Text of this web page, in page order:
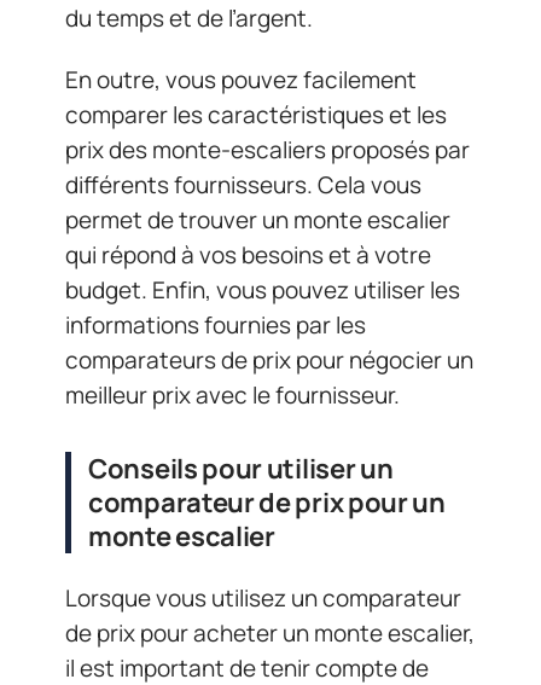
du temps et de l’argent.
En outre, vous pouvez facilement
comparer les caractéristiques et les
prix des monte-escaliers proposés par
différents fournisseurs. Cela vous
permet de trouver un monte escalier
qui répond à vos besoins et à votre
budget. Enfin, vous pouvez utiliser les
informations fournies par les
comparateurs de prix pour négocier un
meilleur prix avec le fournisseur.
Conseils pour utiliser un
comparateur de prix pour un
monte escalier
Lorsque vous utilisez un comparateur
de prix pour acheter un monte escalier,
il est important de tenir compte de